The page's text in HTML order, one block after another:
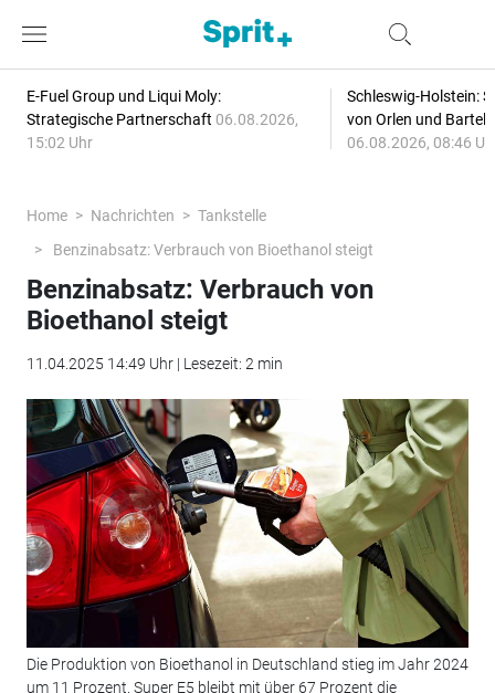
E-Fuel Group und Liqui Moly:
Strategische Partnerschaft 06.08.2026,
15:02 Uhr
Schleswig-Holstein:
von Orlen und
06.08.2026, 08:46
Home Nachrichten
Tankstelle
Benzinabsatz: Verbrauch von Bioethanol steigt
Benzinabsatz: Verbrauch von
Bioethanol steigt
11.04.2025 14:49 Uhr | Lesezeit: 2 min
Die Produktion von Bioethanol in Deutschland stieg im Jahr 2024
um 11 Prozent. Super E5 bleibt mit über 67 Prozent die